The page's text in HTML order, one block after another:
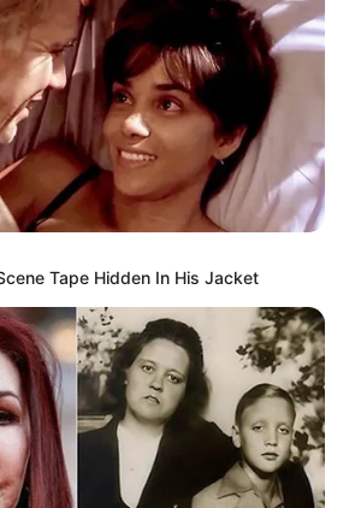
Tape Hidden In His Jacket